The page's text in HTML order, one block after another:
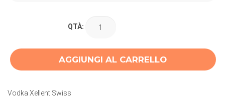
QTÀ:
AGGIUNGI AL CARRELLO
Vodka Xellent Swiss